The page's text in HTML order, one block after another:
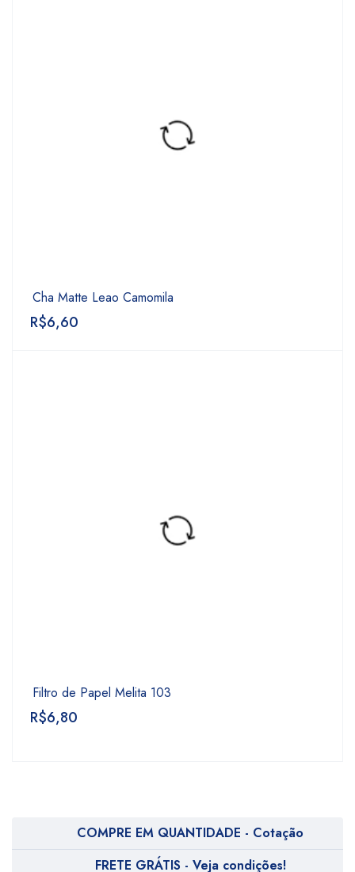
Cha Matte Leao Camomila
R$6,60
Filtro de Papel Melita 103
R$6,80
COMPRE EM QUANTIDADE - Cotação
FRETE GRÁTIS - Veja condições!